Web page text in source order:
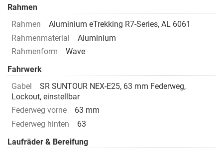
Rahmen
Rahmen
Aluminium eTrekking R7-Series, AL 6061
Rahmenmaterial
Aluminium
Rahmenform
Wave
Fahrwerk
Gabel
SR SUNTOUR NEX-E25, 63 mm Federweg,
Lockout, einstellbar
Federweg vorne
63 mm
Federweg hinten
63
Laufräder & Bereifung